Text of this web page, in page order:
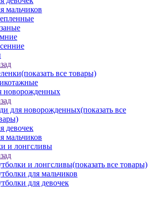
мальчиков
(показать все товары)
новорожденных
для новорожденных(показать все
девочек
мальчиков
и лонгсливы
и лонгсливы(показать все товары)
для мальчиков
для девочек